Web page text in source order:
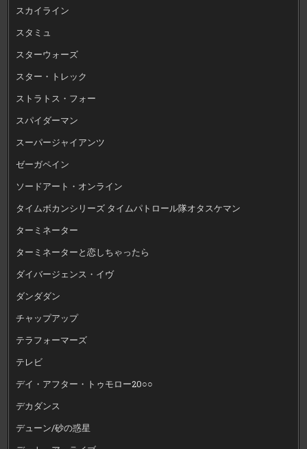
スカイライン
スタミュ
スターウォーズ
スター・トレック
ストラトス・フォー
スパイダーマン
スーパージャイアンツ
ゼーガペイン
ソードアート・オンライン
タイムボカンシリーズ タイムパトロール隊オタスケマン
ターミネーター
ターミネーターと恋しちゃったら
ダイバージェンス・イヴ
ダンダダン
チャップアップ
テラフォーマーズ
テレビ
デイ・アフター・トゥモロー20○○
デカダンス
デューン/砂の惑星